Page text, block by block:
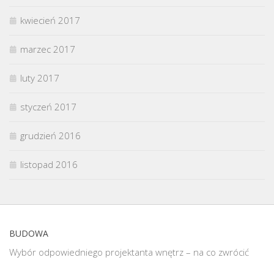
kwiecień 2017
marzec 2017
luty 2017
styczeń 2017
grudzień 2016
listopad 2016
BUDOWA
Wybór odpowiedniego projektanta wnętrz – na co zwrócić